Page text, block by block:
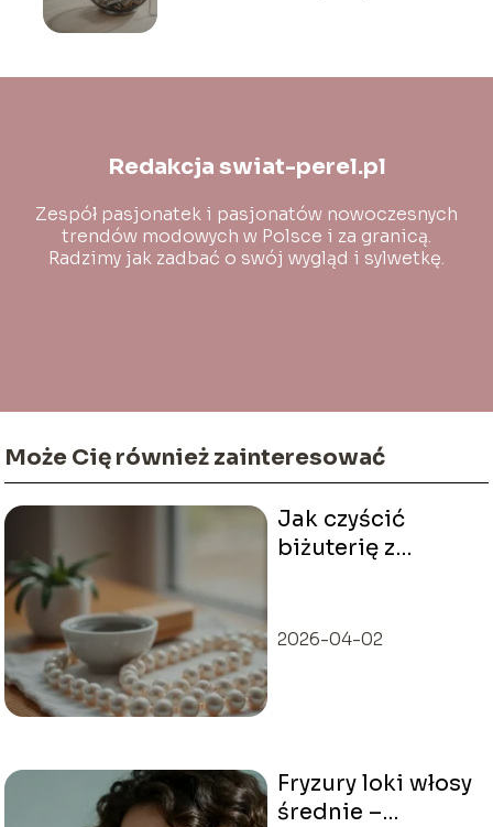
Redakcja swiat-perel.pl
Zespół pasjonatek i pasjonatów nowoczesnych
trendów modowych w Polsce i za granicą.
Radzimy jak zadbać o swój wygląd i sylwetkę.
Może Cię również zainteresować
Jak czyścić
biżuterię z
2026-04-02
Fryzury loki włosy
średnie –